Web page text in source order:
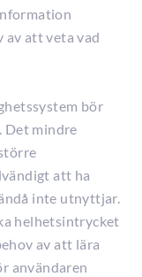
av att veta vad
bör
Det mindre
att ha
inte utnyttjar.
helhetsintrycket
av att lära
användaren